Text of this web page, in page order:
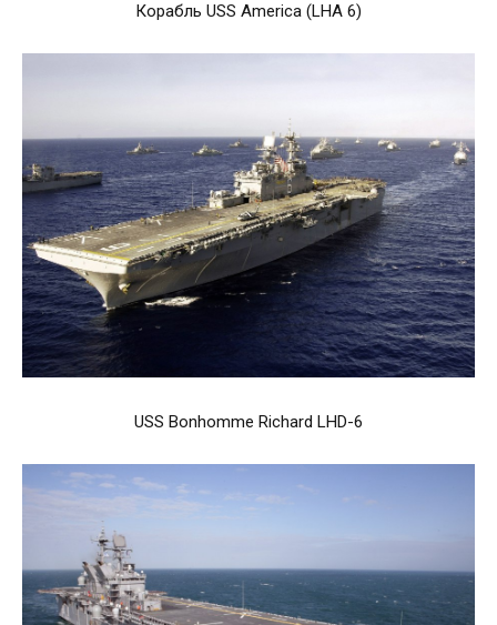
Корабль USS America (LHA 6)
USS Bonhomme Richard LHD-6